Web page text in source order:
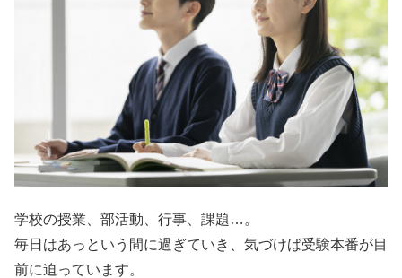
学校の授業、部活動、行事、課題…。
毎日はあっという間に過ぎていき、気づけば受験本番が目
前に迫っています。